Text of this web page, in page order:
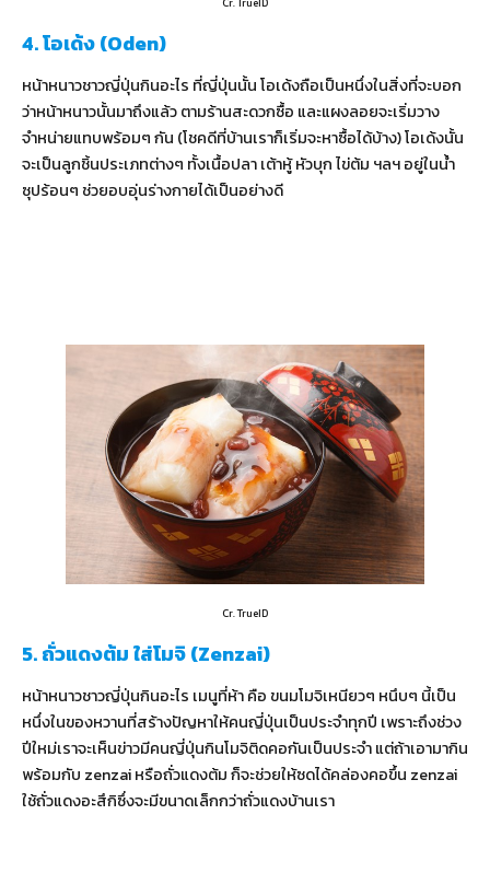
4. โอเด้ง (Oden)
หน้าหนาวชาวญี่ปุ่นกินอะไร ที่ญี่ปุ่นนั้น โอเด้งถือเป็นหนึ่งในสิ่งที่จะบอก
ว่าหน้าหนาวนั้นมาถึงแล้ว ตามร้านสะดวกซื้อ และแผงลอยจะเริ่มวาง
จำหน่ายแทบพร้อมๆ กัน (โชคดีที่บ้านเราก็เริ่มจะหาซื้อได้บ้าง) โอเด้งนั้น
จะเป็นลูกชิ้นประเภทต่างๆ ทั้งเนื้อปลา เต้าหู้ หัวบุก ไข่ต้ม ฯลฯ อยู่ในน้ำ
ซุปร้อนๆ ช่วยอบอุ่นร่างกายได้เป็นอย่างดี
Cr. TrueID
5. ถั่วแดงต้ม ใส่โมจิ (Zenzai)
หน้าหนาวชาวญี่ปุ่นกินอะไร เมนูที่ห้า คือ ขนมโมจิเหนียวๆ หนึบๆ นี้เป็น
หนึ่งในของหวานที่สร้างปัญหาให้คนญี่ปุ่นเป็นประจำทุกปี เพราะถึงช่วง
ปีใหม่เราจะเห็นข่าวมีคนญี่ปุ่นกินโมจิติดคอกันเป็นประจำ แต่ถ้าเอามากิน
พร้อมกับ zenzai หรือถั่วแดงต้ม ก็จะช่วยให้ซดได้คล่องคอขึ้น zenzai
ใช้ถั่วแดงอะสึกิซึ่งจะมีขนาดเล็กกว่าถั่วแดงบ้านเรา